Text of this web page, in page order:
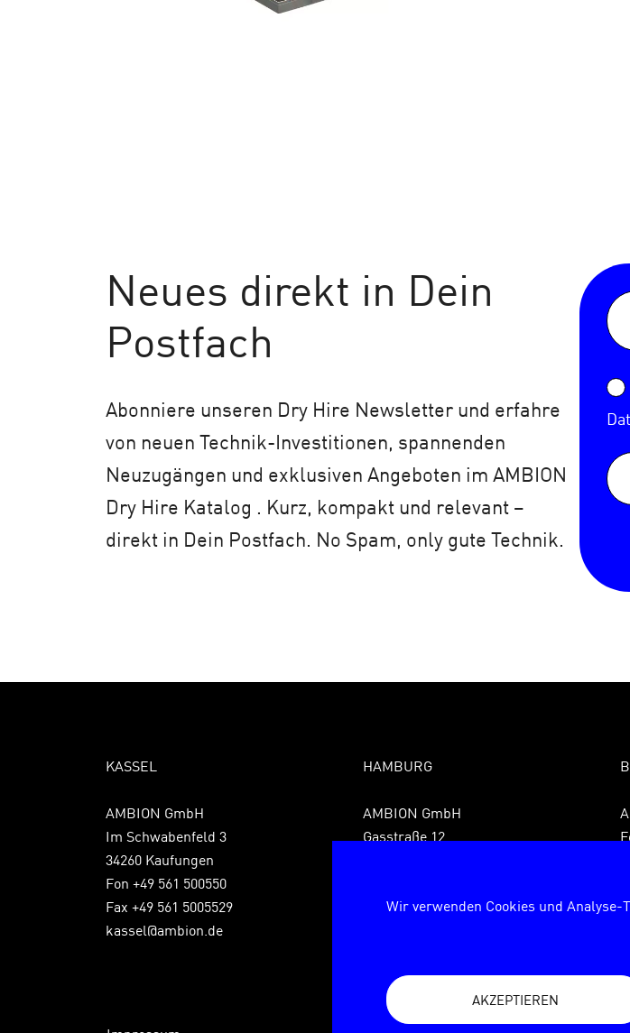
Wir verwenden Cookies und
AKZEPTIEREN
Neues direkt in Dein
Postfach
Abonniere unseren Dry Hire Newsletter und erfahre
von neuen Technik-Investitionen, spannenden
Neuzugängen und exklusiven Angeboten im AMBION
Dry Hire Katalog . Kurz, kompakt und relevant –
direkt in Dein Postfach. No Spam, only gute Technik.
KASSEL
AMBION GmbH
Im Schwabenfeld 3
34260 Kaufungen
Fon +49 561 500550
Fax +49 561 5005529
kassel@ambion.de
HAMBURG
AMBION GmbH
Gasstraße 12
Fax +49 40 8550758599